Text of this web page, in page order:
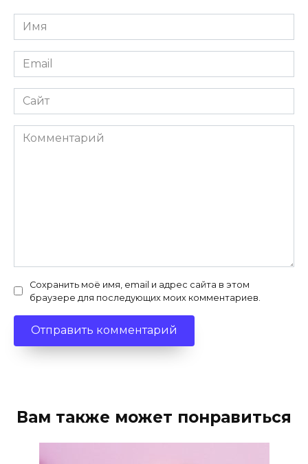
Имя
Email
Сайт
Комментарий
Сохранить моё имя, email и адрес сайта в этом
браузере для последующих моих комментариев.
Вам также может понравиться